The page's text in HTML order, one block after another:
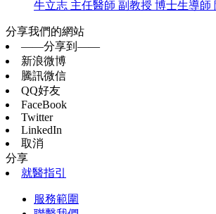
牛立志 主任醫師 副教授 博士生導師
分享我們的網站
——分享到——
新浪微博
騰訊微信
QQ好友
FaceBook
Twitter
LinkedIn
取消
分享
就醫指引
服務範圍